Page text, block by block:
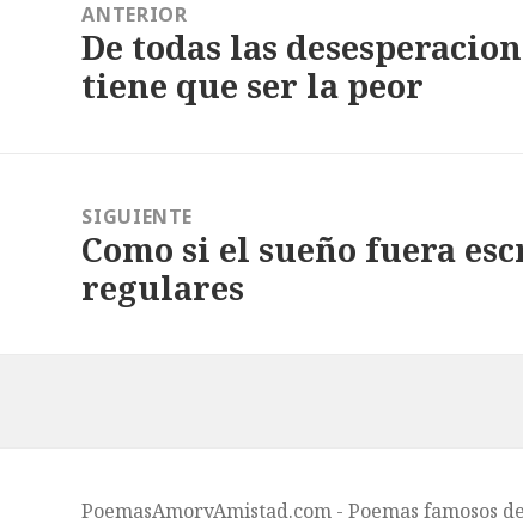
entradas
ANTERIOR
Entrada
anterior:
De todas las
tiene que ser la peor
SIGUIENTE
Entrada
siguiente:
Como si el sueño fuera
regulares
PoemasAmoryAmistad.com - Poemas famosos